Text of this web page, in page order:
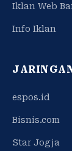
Iklan Web
Info Iklan
espos.id
Bisnis.com
Star Jogja